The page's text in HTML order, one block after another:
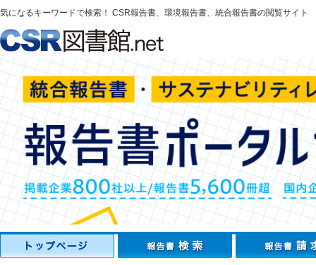
気になるキーワードで検索！ CSR報告書、環境報告書、統合報告書の閲覧サイト